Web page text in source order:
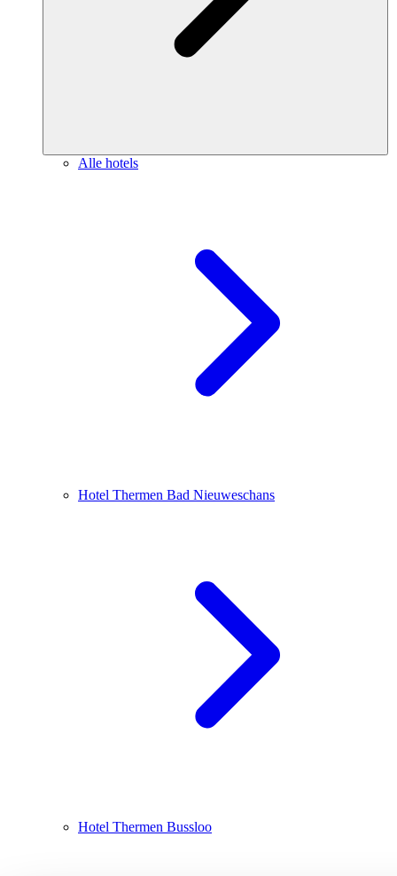
Alle hotels
Hotel Thermen Bad Nieuweschans
Hotel Thermen Bussloo